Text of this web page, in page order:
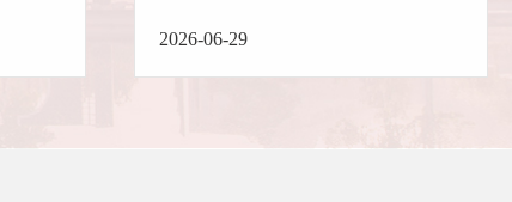
2026-06-29